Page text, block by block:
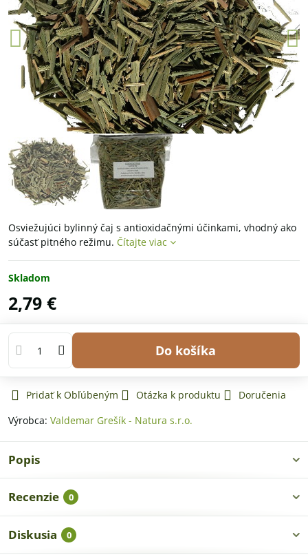
Osviežujúci bylinný čaj s antioxidačnými účinkami, vhodný ako
súčasť pitného režimu. Čítajte viac
Skladom
2,79 €
Do košíka
Pridať k Obľúbeným Otázka k produktu
Doručenia
Výrobca: Valdemar Grešík - Natura s.r.o.
Popis
Recenzie 0
Diskusia 0